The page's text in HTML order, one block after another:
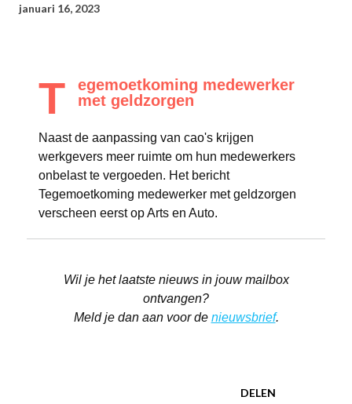
januari 16, 2023
T
egemoetkoming medewerker
met geldzorgen
Naast de aanpassing van cao's krijgen
werkgevers meer ruimte om hun medewerkers
onbelast te vergoeden. Het bericht
Tegemoetkoming medewerker met geldzorgen
verscheen eerst op Arts en Auto.
Wil je het laatste nieuws in jouw mailbox
ontvangen?
Meld je dan aan voor de nieuwsbrief.
DELEN